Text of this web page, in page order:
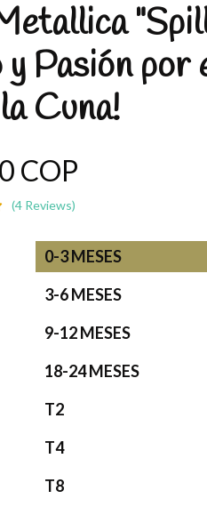
y Pasión
Cuna!
COP
(4 Reviews)
0-3 MESES
3-6 MESES
9-12 MESES
18-24 MESES
T2
T4
T8